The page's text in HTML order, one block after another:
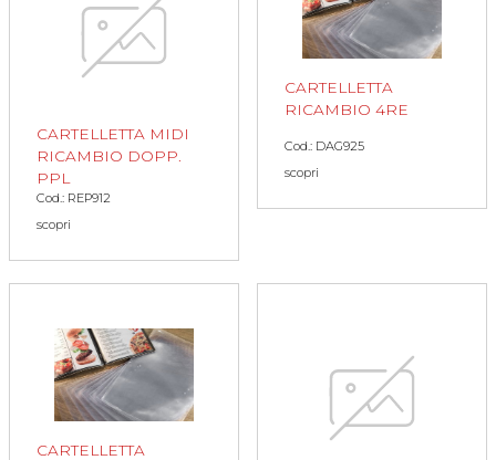
CARTELLETTA MIDI
RICAMBIO DOPP.
PPL
Cod.: REP912
scopri
CARTELLETTA
RICAMBIO 4RE
Cod.: DAG925
scopri
CARTELLETTA